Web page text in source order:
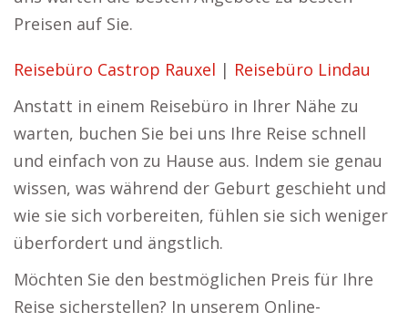
Preisen auf Sie.
Reisebüro Castrop Rauxel | Reisebüro Lindau
Anstatt in einem Reisebüro in Ihrer Nähe zu
warten, buchen Sie bei uns Ihre Reise schnell
und einfach von zu Hause aus. Indem sie genau
wissen, was während der Geburt geschieht und
wie sie sich vorbereiten, fühlen sie sich weniger
überfordert und ängstlich.
Möchten Sie den bestmöglichen Preis für Ihre
Reise sicherstellen? In unserem Online-